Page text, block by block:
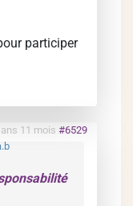
participer
11 mois #6529